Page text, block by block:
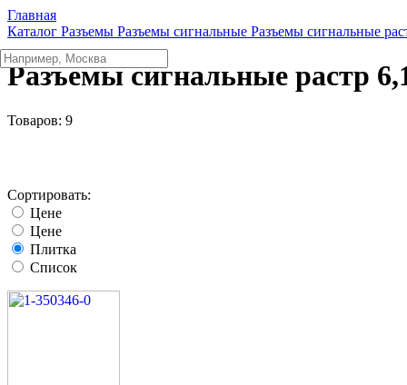
Главная
Каталог Разъeмы Разъeмы сигнальные Разъeмы сигнальные
Разъeмы сигнальные растр
Товаров: 9
Сортировать:
Цене
Цене
Плитка
Список